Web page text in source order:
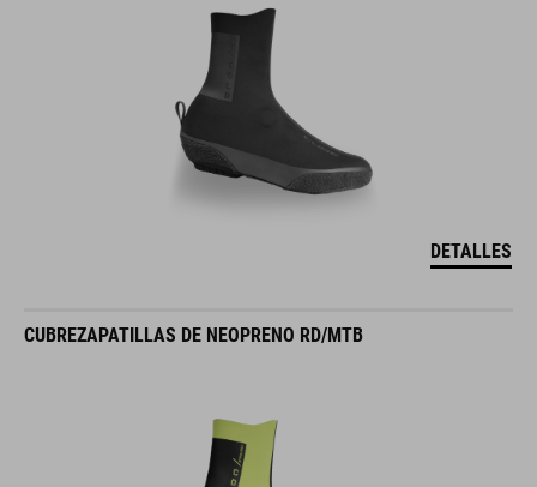
DETALLES
CUBREZAPATILLAS DE NEOPRENO RD/MTB